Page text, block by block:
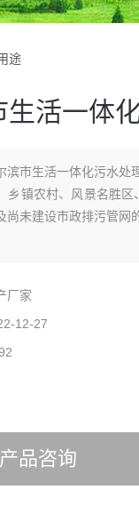
途
生活一体
滨市生活一体化污水处
乡镇农村、风景名胜
尚未建设市政排污管网
厂家
12-27
产品咨询